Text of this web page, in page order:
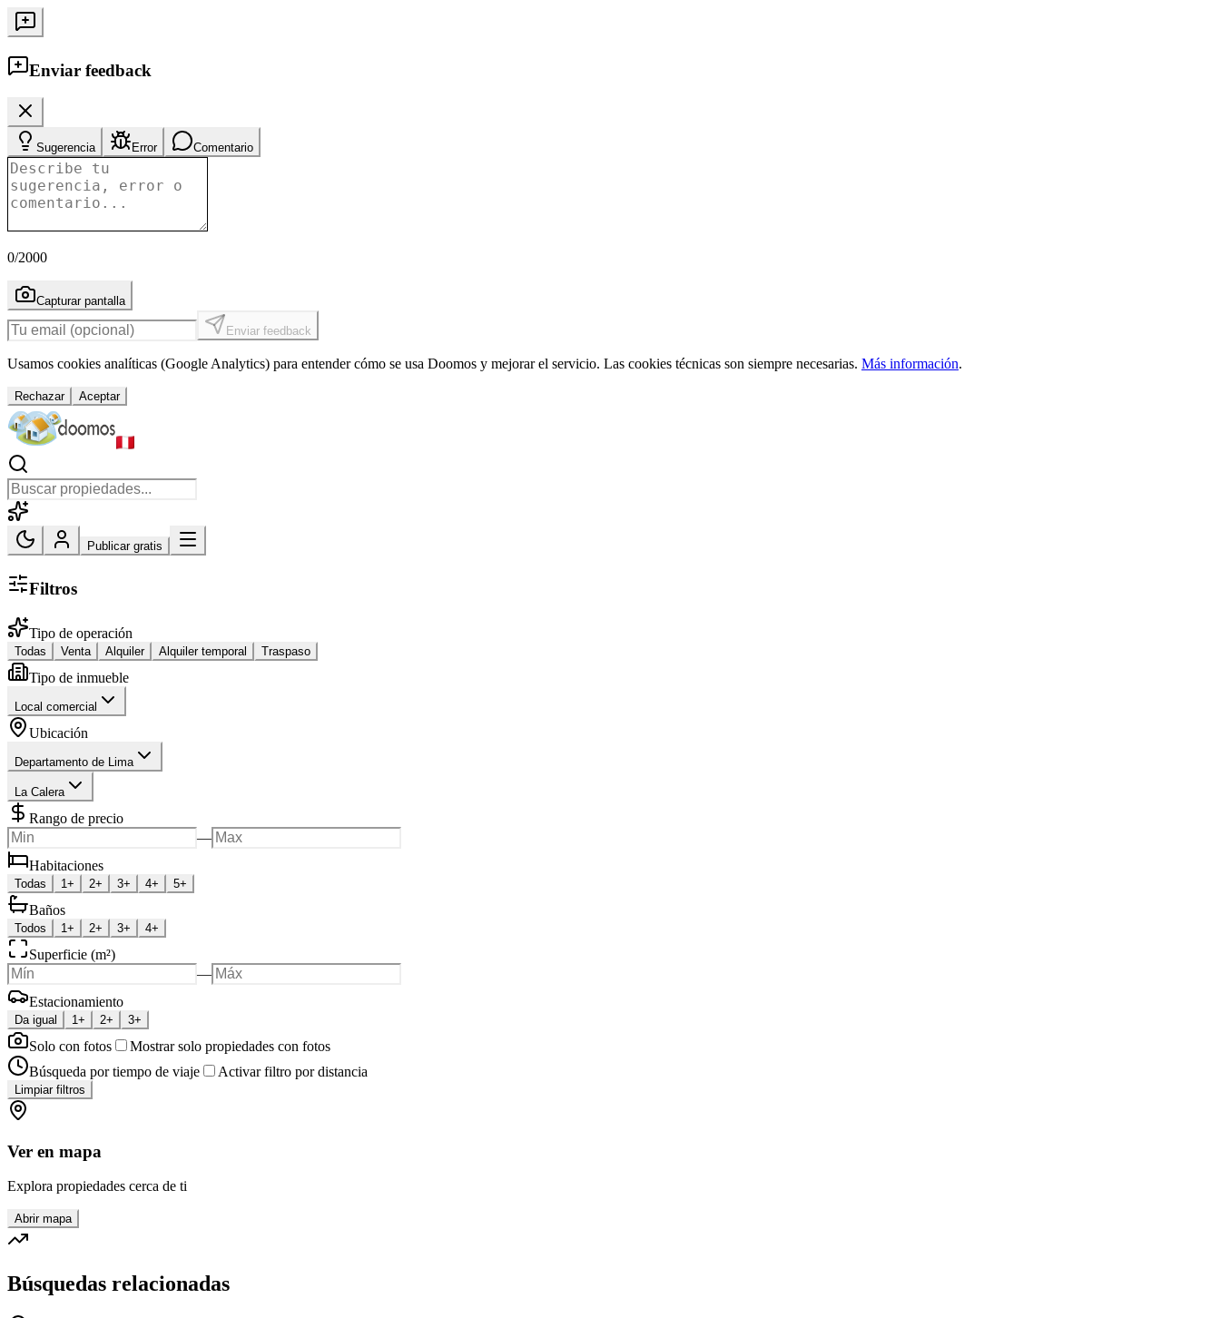
Enviar feedback
Sugerencia Error Comentario
0/2000
Capturar pantalla
Enviar feedback
Usamos cookies analíticas (Google Analytics) para entender cómo se usa Doomos y mejorar el servicio. Las cookies técnicas son siempre necesarias. Más información.
Rechazar Aceptar
Publicar gratis
Filtros
Tipo de operación
Todas Venta Alquiler Alquiler temporal Traspaso
Tipo de inmueble
Local comercial
Ubicación
Departamento de Lima
La Calera
Rango de precio
—
Habitaciones
Todas 1+ 2+ 3+ 4+ 5+
Baños
Todos 1+ 2+ 3+ 4+
Superficie (m²)
—
Estacionamiento
Da igual 1+ 2+ 3+
Solo con fotos
Mostrar solo propiedades con fotos
Búsqueda por tiempo de viaje
Activar filtro por distancia
Limpiar filtros
Ver en mapa
Explora propiedades cerca de ti
Abrir mapa
Búsquedas relacionadas